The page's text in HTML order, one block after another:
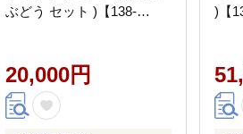
ぶどう セット )【138-
20,000円
)【